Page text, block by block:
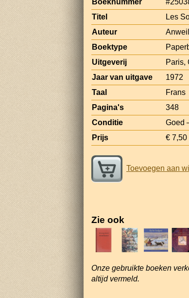
Titel
Les
Auteur
Boektype
Uitgeverij
Paris,
Jaar van uitgave
1972
Taal
Frans
Pagina's
348
Conditie
Goed
Prijs
€ 7,50
Toevoegen aan
Zie ook
Onze gebruikte boeken
altijd vermeld.